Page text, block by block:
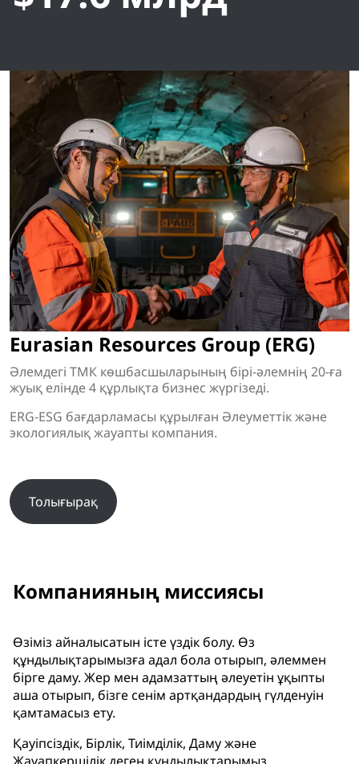
Eurasian Resources Group (ERG)
Әлемдегі ТМК көшбасшыларының бірі-әлемнің 20-ға
жуық елінде 4 құрлықта бизнес жүргізеді.
ERG-ESG бағдарламасы құрылған Әлеуметтік және
экологиялық жауапты компания.
Толығырақ
Компанияның миссиясы
Өзіміз айналысатын істе үздік болу. Өз
құндылықтарымызға адал бола отырып, әлеммен
бірге даму. Жер мен адамзаттың әлеуетін ұқыпты
аша отырып, бізге сенім артқандардың гүлденуін
қамтамасыз ету.
Қауіпсіздік, Бірлік, Тиімділік, Даму және